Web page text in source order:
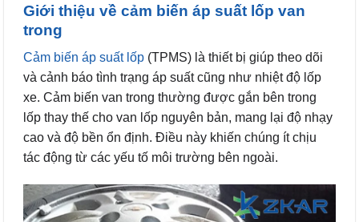
Giới thiệu về cảm biến áp suất lốp van
trong
Cảm biến áp suất lốp (TPMS) là thiết bị giúp theo dõi
và cảnh báo tình trạng áp suất cũng như nhiệt độ lốp
xe. Cảm biến van trong thường được gắn bên trong
lốp thay thế cho van lốp nguyên bản, mang lại độ nhạy
cao và độ bền ổn định. Điều này khiến chúng ít chịu
tác động từ các yếu tố môi trường bên ngoài.